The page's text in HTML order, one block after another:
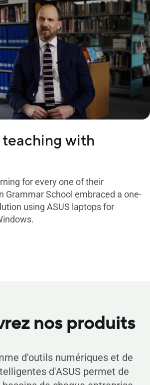
with
for every one of their
Grammar School embraced a one-
using ASUS laptops for
nos produits
d'outils numériques et de
d'ASUS permet de